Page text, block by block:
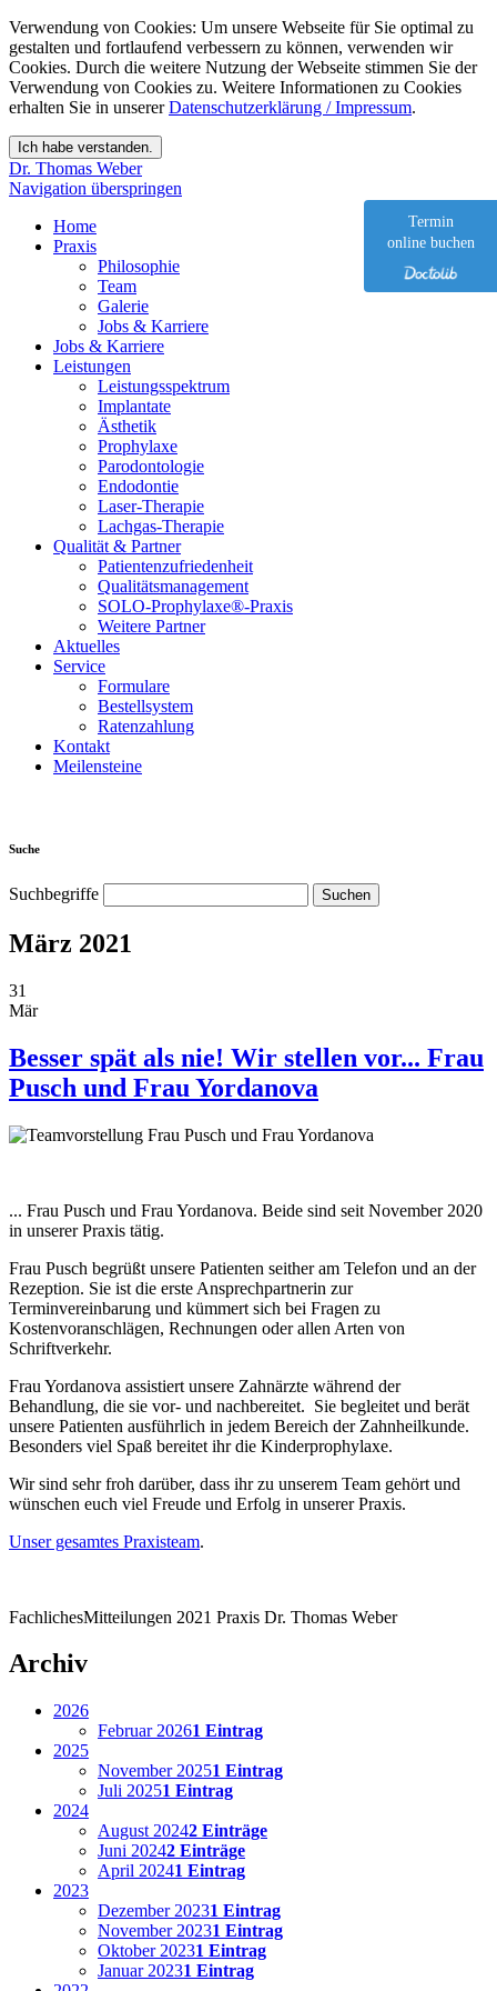
Verwendung von Cookies: Um unsere Webseite für Sie optimal zu
gestalten und fortlaufend verbessern zu können, verwenden wir
Cookies. Durch die weitere Nutzung der Webseite stimmen Sie der
Verwendung von Cookies zu. Weitere Informationen zu Cookies
erhalten Sie in unsererDatenschutzerklärung / Impressum.
Dr. Thomas Weber
Navigation überspringen
Home
Praxis
Philosophie
Team
Galerie
Jobs & Karriere
Jobs & Karriere
Leistungen
Leistungsspektrum
Implantate
Ästhetik
Prophylaxe
Parodontologie
Endodontie
Laser-Therapie
Lachgas-Therapie
Qualität & Partner
Patientenzufriedenheit
Qualitätsmanagement
SOLO-Prophylaxe®-Praxis
Weitere Partner
Aktuelles
Service
Formulare
Bestellsystem
Ratenzahlung
Kontakt
Meilensteine
Suche
Suchbegriffe
März 2021
31
Mär
Besser spät als nie! Wir stellen vor... Frau
Pusch und Frau Yordanova
... Frau Pusch und Frau Yordanova. Beide sind seit November 2020
in unserer Praxis tätig.
Frau Pusch begrüßt unsere Patienten seither am Telefon und an der
Rezeption. Sie ist die erste Ansprechpartnerin zur
Terminvereinbarung und kümmert sich bei Fragen zu
Kostenvoranschlägen, Rechnungen oder allen Arten von
Schriftverkehr.
Frau Yordanova assistiert unsere Zahnärzte während der
Behandlung, die sie vor- und nachbereitet. Sie begleitet und berät
unsere Patienten ausführlich in jedem Bereich der Zahnheilkunde.
Besonders viel Spaß bereitet ihr die Kinderprophylaxe.
Wir sind sehr froh darüber, dass ihr zu unserem Team gehört und
wünschen euch viel Freude und Erfolg in unserer Praxis.
Unser gesamtes Praxisteam.
FachlichesMitteilungen 2021 Praxis Dr. Thomas Weber
Archiv
2026
Februar 20261 Eintrag
2025
November 20251 Eintrag
Juli 20251 Eintrag
2024
August 20242 Einträge
Juni 20242 Einträge
April 20241 Eintrag
2023
Dezember 20231 Eintrag
November 20231 Eintrag
Oktober 20231 Eintrag
Januar 20231 Eintrag
Termin
online buchen